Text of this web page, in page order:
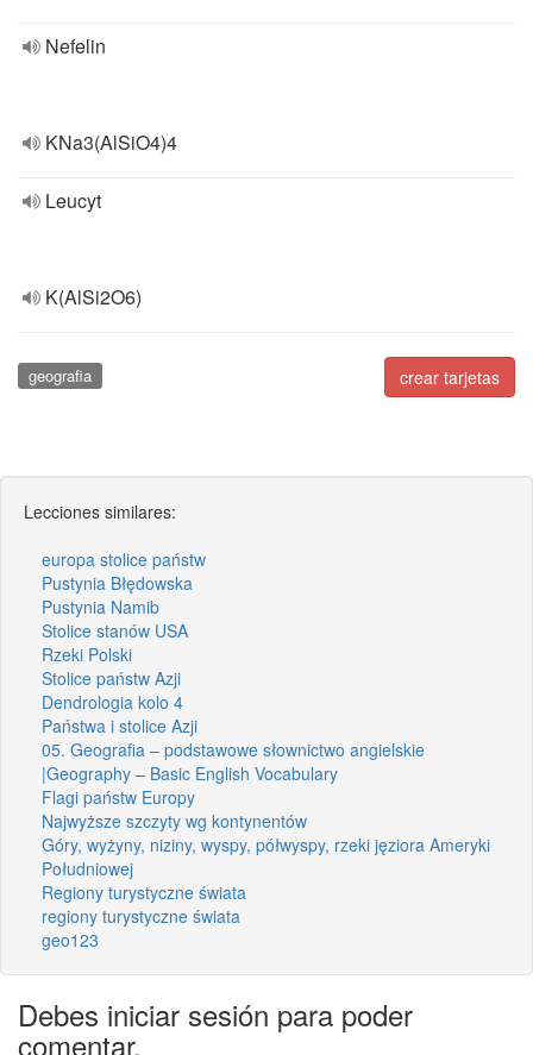
Nefelin
KNa3(AlSiO4)4
Leucyt
K(AlSi2O6)
crear tarjetas
geografia
Lecciones similares:
europa stolice państw
Pustynia Błędowska
Pustynia Namib
Stolice stanów USA
Rzeki Polski
Stolice państw Azji
Dendrologia kolo 4
Państwa i stolice Azji
05. Geografia – podstawowe słownictwo angielskie
|Geography – Basic English Vocabulary
Flagi państw Europy
Najwyższe szczyty wg kontynentów
Góry, wyżyny, niziny, wyspy, półwyspy, rzeki jęziora Ameryki
Południowej
Regiony turystyczne świata
regiony turystyczne świata
geo123
Debes iniciar sesión para poder
comentar.